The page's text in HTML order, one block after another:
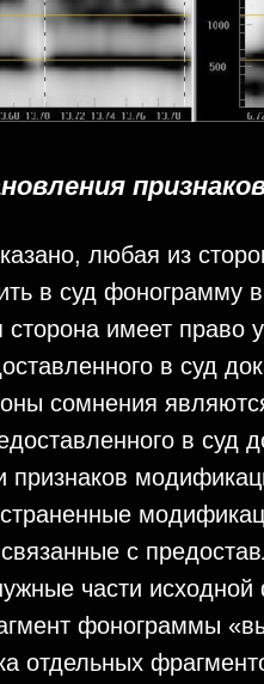
любая из
в суд фонограмму в
имеет право
в суд
сомнения
в суд
признаков
с
части
фонограммы
отдельных